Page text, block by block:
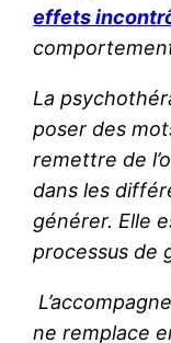
effets
La
poser des
remettre de
dans les
générer. Elle
processus de
ne remplace